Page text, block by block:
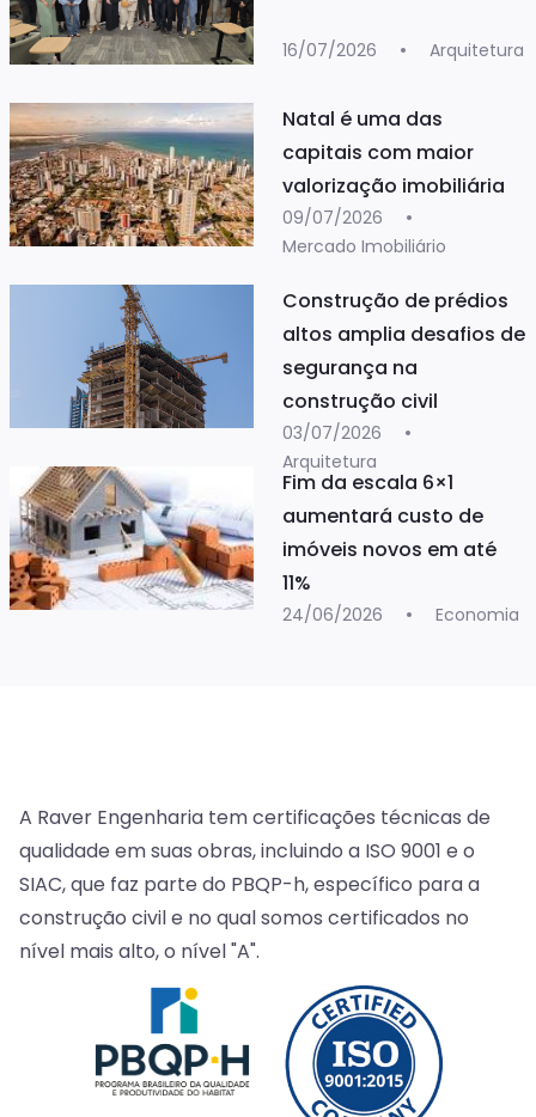
16/07/2026 Arquitetura
Natal é uma das
capitais com maior
valorização imobiliária
09/07/2026
Mercado Imobiliário
Construção de prédios
altos amplia desafios de
segurança na
construção civil
03/07/2026
Arquitetura
Fim da escala 6×1
aumentará custo de
imóveis novos em até
11%
24/06/2026 Economia
A Raver Engenharia tem certificações técnicas de
qualidade em suas obras, incluindo a ISO 9001 e o
SIAC, que faz parte do PBQP-h, específico para a
construção civil e no qual somos certificados no
nível mais alto, o nível "A".